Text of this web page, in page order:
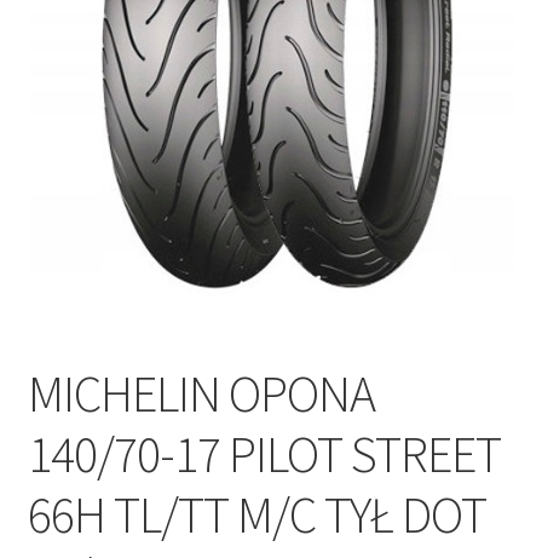
MICHELIN OPONA
140/70-17 PILOT STREET
66H TL/TT M/C TYŁ DOT